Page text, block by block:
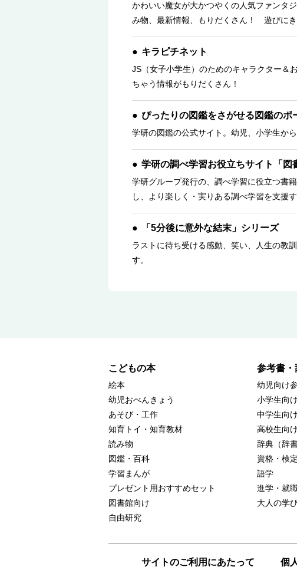
かわいい魔女が大かつやくの人気ファンタ
み物、最新情報、もりだくさん！ 遊びに
キラピチネット
JS（女子小学生）のためのキャラクター＆
ちゃう情報がもりだくさん！
ぴったりの図鑑をさがせる図鑑のポ
学研の図鑑の公式サイト。幼児、小学生か
学研の調べ学習お役立ちサイト「図
学研グループ発行の、調べ学習に役立つ書
し、より楽しく・実りある調べ学習を支援す
「5分後に意外な結末」シリーズ
ラストに待ち受ける感動、笑い、人生の
す。
こどもの本
絵本
幼児おべんきょう
あそび・工作
知育トイ・知育教材
読み物
図鑑・百科
学習まんが
プレゼント用おすすめセット
図書館向け
自由研究
参考書・
幼児向け
小学生向
中学生向
高校生向
辞典（辞
資格・検定
語学
進学・就
大人の学
サイトのご利用にあたって 個